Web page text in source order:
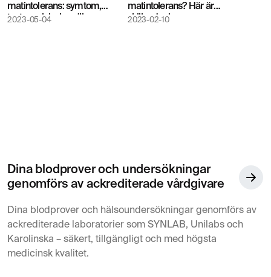
matintolerans: symtom,
tester och behandling
2023-05-04
matintolerans? Här är
skillnaden!
2023-02-10
Dina blodprover och undersökningar
genomförs av ackrediterade vårdgivare
Dina blodprover och hälsoundersökningar genomförs av
ackrediterade laboratorier som SYNLAB, Unilabs och
Karolinska – säkert, tillgängligt och med högsta
medicinsk kvalitet.